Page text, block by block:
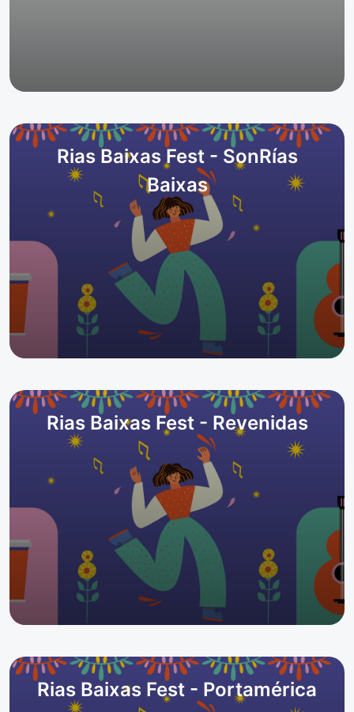
Rias Baixas Fest - SonRías
Baixas
Rias Baixas Fest - Revenidas
Rias Baixas Fest - Portamérica